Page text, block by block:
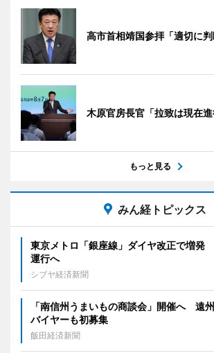
高市首相靖国参拝「適切に判
木原官房長官「拉致は現在進
もっと見る
みん経トピックス
東京メトロ「銀座線」ダイヤ改正で増
運行へ
シブヤ経済新聞
「南信州うまいもの商談会」開催へ 遠
バイヤーも初募集
飯田経済新聞